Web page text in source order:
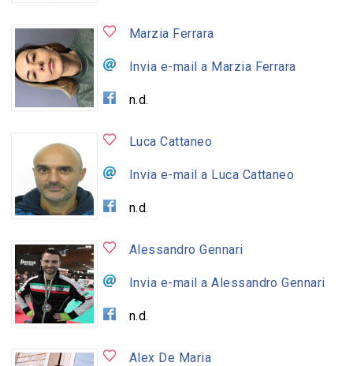
Marzia Ferrara
Invia e-mail a Marzia Ferrara
n.d.
Luca Cattaneo
Invia e-mail a Luca Cattaneo
n.d.
Alessandro Gennari
Invia e-mail a Alessandro Gennari
n.d.
Alex De Maria